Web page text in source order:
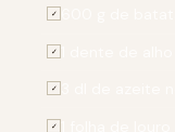
✓
✓
✓
✓